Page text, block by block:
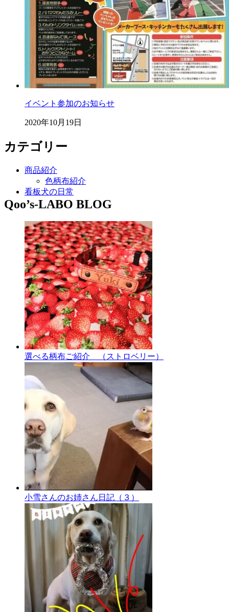
イベント参加のお知らせ
2020年10月19日
カテゴリー
商品紹介
色柄布紹介
看板犬の日常
Qoo’s-LABO BLOG
選べる柄布ご紹介 （ストロベリー）
小雪さんのお姉さん日記（３）